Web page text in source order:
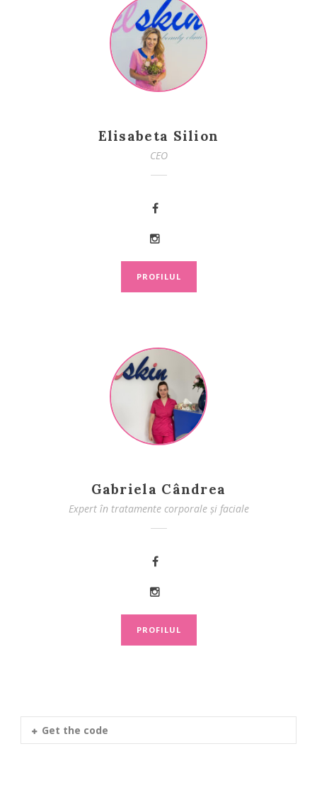
Elisabeta Silion
CEO
PROFILUL
Gabriela Cândrea
Expert în tratamente corporale și faciale
PROFILUL
Get the code